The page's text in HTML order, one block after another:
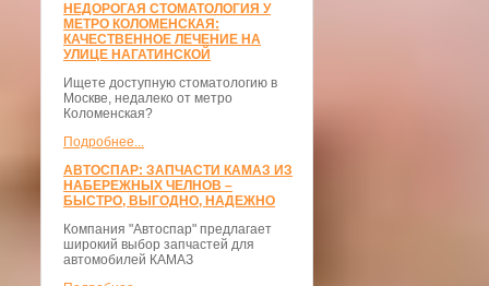
НЕДОРОГАЯ СТОМАТОЛОГИЯ У
МЕТРО КОЛОМЕНСКАЯ:
КАЧЕСТВЕННОЕ ЛЕЧЕНИЕ НА
УЛИЦЕ НАГАТИНСКОЙ
Ищете доступную стоматологию в
Москве, недалеко от метро
Коломенская?
Подробнее...
АВТОСПАР: ЗАПЧАСТИ КАМАЗ ИЗ
НАБЕРЕЖНЫХ ЧЕЛНОВ –
БЫСТРО, ВЫГОДНО, НАДЕЖНО
Компания "Автоспар" предлагает
широкий выбор запчастей для
автомобилей КАМАЗ